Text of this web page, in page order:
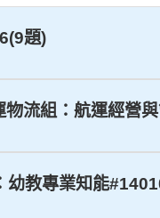
題)
流組：航運經營
幼教專業知能